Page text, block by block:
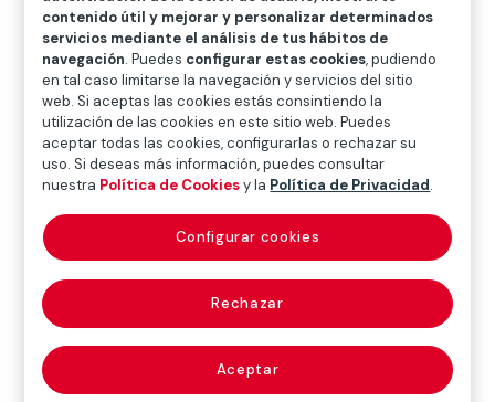
Diccionario de seguros
depósito
subterráneo
(underground store)
A los efectos del riesgo de contaminación ambiental,
residuos mediante almacenamiento permanente,
ubicada en una cavidad subterránea de origen natural
contenido útil y mejorar y personalizar determinados
servicios mediante el análisis de tus hábitos de
navegación. Puedes configurar estas cookies, pudiendo
en tal caso limitarse la navegación y servicios del sitio
web. Si aceptas las cookies estás consintiendo la
utilización de las cookies en este sitio web. Puedes
aceptar todas las cookies, configurarlas o rechazar su
uso. Si deseas más información, puedes consultar
nuestra Política de Cookiesy la Política de Privacidad.
Rechazar
Aceptar
Configurar cookies